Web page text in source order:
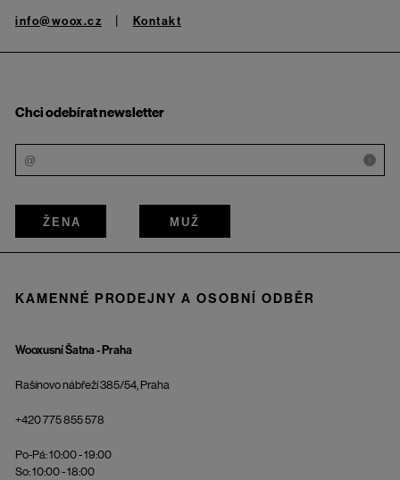
info@woox.cz Kontakt
Chci odebírat newsletter
i
ŽENA MUŽ
KAMENNÉ PRODEJNY A OSOBNÍ ODBĚR
Wooxusní Šatna - Praha
Rašínovo nábřeží 385/54, Praha
+420 775 855 578
Po-Pá: 10:00 - 19:00
So: 10:00 - 18:00